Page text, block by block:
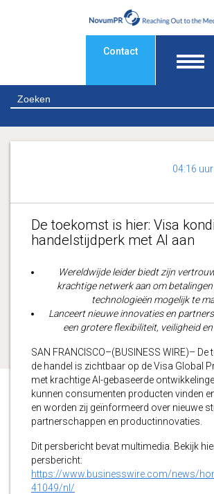
Contact
04:16 uur
De toekomst is hier: Visa
handelstijdperk met AI aan
Wereldwijde leider biedt zijn
krachtige netwerk aan om
technologieën mogelijk te
Lanceert nieuwe innovaties en
een grotere flexibiliteit, veiligheid
SAN FRANCISCO–(BUSINESS WIRE)–
de handel is zichtbaar op de Visa Global
met krachtige AI-gebaseerde
kunnen consumenten producten vinden
en worden zij geïnformeerd over nieuwe
partnerschappen en productinnovaties.
Dit persbericht bevat multimedia. Bekijk
persbericht:
https://www.businesswire.com/news/
41049/nl/